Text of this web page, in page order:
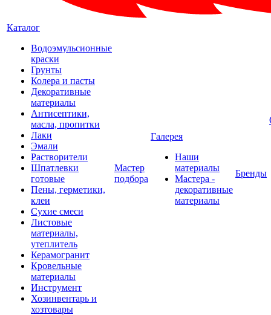
Каталог
Водоэмульсионные
краски
Грунты
Колера и пасты
Декоративные
материалы
Антисептики,
масла, пропитки
Лаки
Эмали
Растворители
Шпатлевки
готовые
Пены, герметики,
клеи
Сухие смеси
Листовые
материалы,
утеплитель
Керамогранит
Кровельные
материалы
Инструмент
Хозинвентарь и
хозтовары
Мастер
подбора
Галерея
Наши
материалы
Мастера -
декоративные
материалы
Бренды